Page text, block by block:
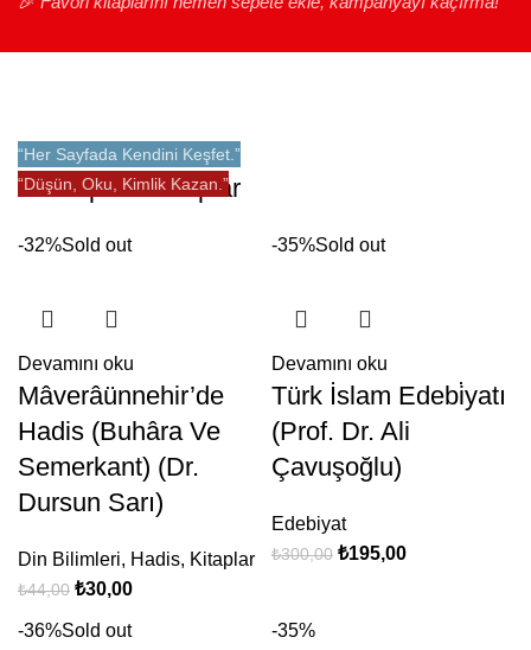
En Popüler Kitaplar
-32%Sold out
Devamını oku
Mâverâünnehir’de
Hadis (Buhâra Ve
Semerkant) (Dr.
Dursun Sarı)
Din Bilimleri, Hadis, Kitaplar
₺44,00 ₺30,00
-35%Sold out
Devamını oku
Türk İslam Edebi̇yatı
(Prof. Dr. Ali
Çavuşoğlu)
Edebiyat
₺300,00 ₺195,00
-36%Sold out -35%
“Her Sayfada Kendini Keşfet.”
“Düşün, Oku, Kimlik Kazan.”